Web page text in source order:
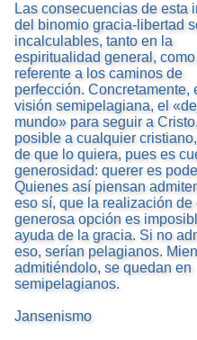
Las consecuencias de esta
del binomio gracia-libertad
incalculables, tanto en la
espiritualidad general,
referente a los caminos de
perfección. Concretamente,
visión semipelagiana, el
mundo» para seguir a
posible a cualquier
de que lo quiera, pues es
generosidad: querer es
Quienes así piensan
eso sí, que la realización de
generosa opción es
ayuda de la gracia. Si no
eso, serían pelagianos.
admitiéndolo, se quedan en
semipelagianos.
Jansenismo